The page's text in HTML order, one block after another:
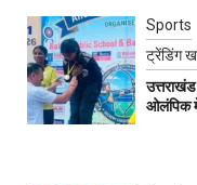
Sports
ट्रेंडिंग
उत्तराखंड
ओलंपिक में